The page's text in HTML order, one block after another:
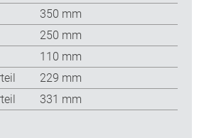
350 mm
250 mm
110 mm
229 mm
331 mm